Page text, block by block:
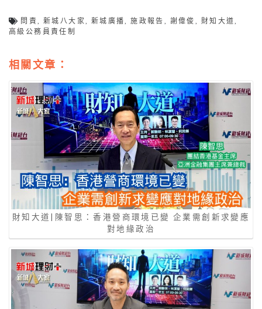
問責 ,新城八大家 新城廣播 ,施政報告 謝偉俊 財知大道
高級公務員責任制
相關文章：
財知大道|陳智思：香港營商環境已變 企業需創新求變應
對地緣政治